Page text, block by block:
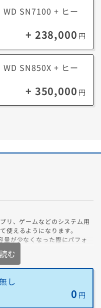
SN7100 + ヒー
+ 238,000 円
SN850X + ヒー
+ 350,000 円
リ、ゲームなどのシステム用
使えるようになります。
量が少なくなった際にパフォ
動作やファイルの起動などす
けることでそれらの問題は解
作業ファイルのバックアップ
む
し
0 円